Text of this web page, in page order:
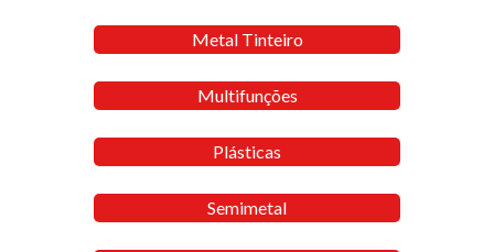
Metal Tinteiro
Multifunções
Plásticas
Semimetal